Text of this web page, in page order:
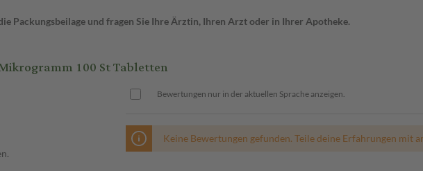
Packungsbeilage und fragen Sie Ihre Ärztin, Ihren Arzt oder in Ihrer Apotheke.
100 St Tabletten
Bewertungen nur in der aktuellen Sprache anzeigen.
Keine Bewertungen gefunden. Teile deine Erfahrungen mit